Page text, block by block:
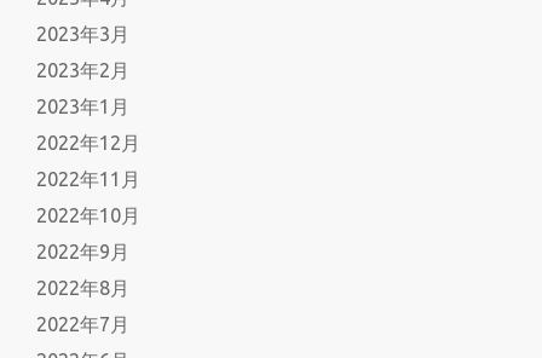
2023年3月
2023年2月
2023年1月
2022年12月
2022年11月
2022年10月
2022年9月
2022年8月
2022年7月